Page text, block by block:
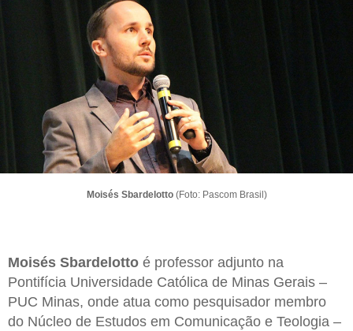
Moisés Sbardelotto(Foto: Pascom Brasil)
Moisés Sbardelotto é professor adjunto na
Pontifícia Universidade Católica de Minas Gerais –
PUC Minas, onde atua como pesquisador membro
do Núcleo de Estudos em Comunicação e Teologia –